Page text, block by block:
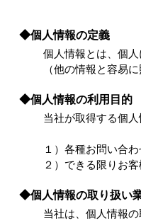
◆個人情報の定義
個人情報とは、個
（他の情報と容易
◆個人情報の利用目的
当社が取得する個
１）各種お問い合
２）できる限りお
◆個人情報の取り扱い
当社は、個人情報